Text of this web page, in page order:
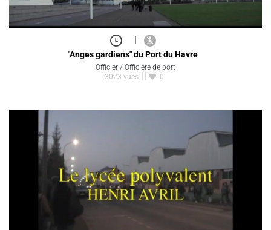
|
"Anges gardiens" du Port du Havre
Officier / Officière de port
3023 vues
0